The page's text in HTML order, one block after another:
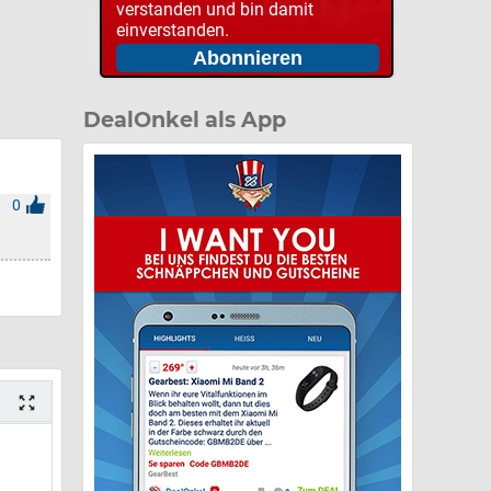
0
verstanden und bin damit
einverstanden.
DealOnkel als App